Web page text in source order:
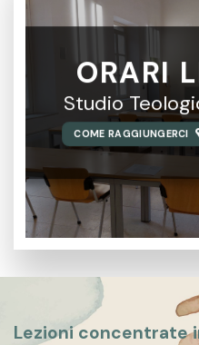
ORARI
Studio
COME RAGGIUNGERCI
Lezioni concentrate